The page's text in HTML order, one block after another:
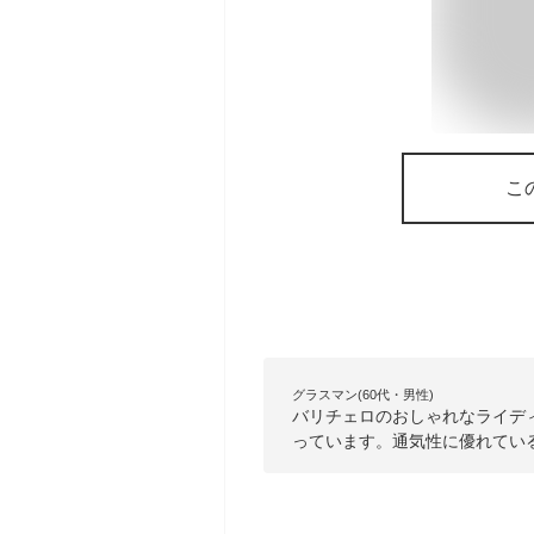
こ
グラスマン(60代・男性)
バリチェロのおしゃれなライ
っています。通気性に優れて